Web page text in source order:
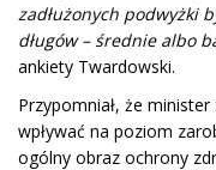
zadłużonych podwyżki
długów – średnie albo
ankiety Twardowski.
Przypomniał, że
wpływać na poziom
ogólny obraz ochrony